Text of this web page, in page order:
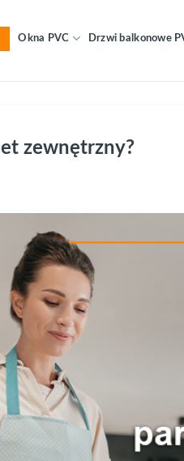
Okna PVC Drzwi balkonowe
zewnętrzny?